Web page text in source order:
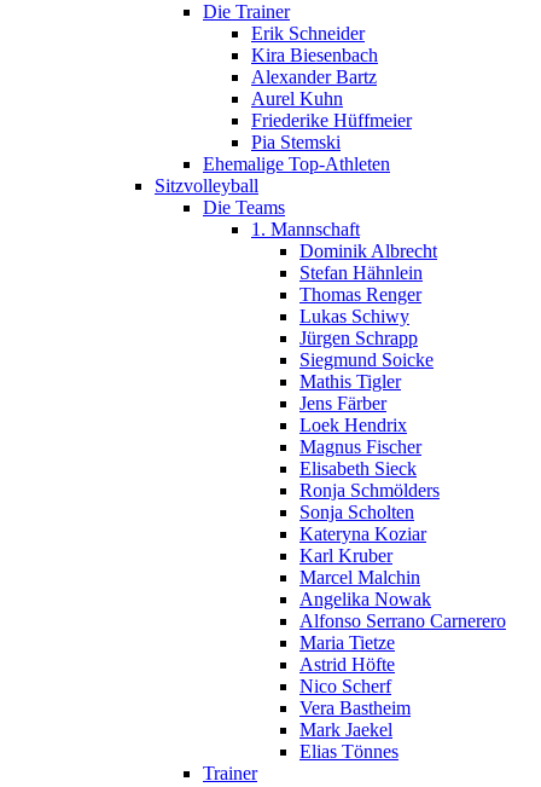
Die Trainer
Erik Schneider
Kira Biesenbach
Alexander Bartz
Aurel Kuhn
Friederike Hüffmeier
Pia Stemski
Ehemalige Top-Athleten
Sitzvolleyball
Die Teams
1. Mannschaft
Dominik Albrecht
Stefan Hähnlein
Thomas Renger
Lukas Schiwy
Jürgen Schrapp
Siegmund Soicke
Mathis Tigler
Jens Färber
Loek Hendrix
Magnus Fischer
Elisabeth Sieck
Ronja Schmölders
Sonja Scholten
Kateryna Koziar
Karl Kruber
Marcel Malchin
Angelika Nowak
Alfonso Serrano Carnerero
Maria Tietze
Astrid Höfte
Nico Scherf
Vera Bastheim
Mark Jaekel
Elias Tönnes
Trainer